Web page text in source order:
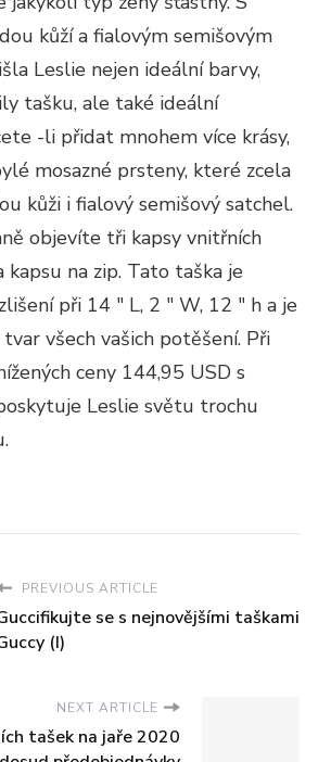
kůží a fialovým semišovým
Leslie nejen ideální barvy,
tašku, ale také ideální
-li přidat mnohem více krásy,
mosazné prsteny, které zcela
kůži i fialový semišový satchel.
objevíte tři kapsy vnitřních
kapsu na zip. Tato taška je
při 14 ″ L, 2 ″ W, 12 ″ h a je
všech vašich potěšení. Při
ceny 144,95 USD s
Leslie světu trochu
PREVIOUS ARTICLE
se s nejnovějšími taškami
(I)
NEXT ARTICLE
tašek na jaře 2020